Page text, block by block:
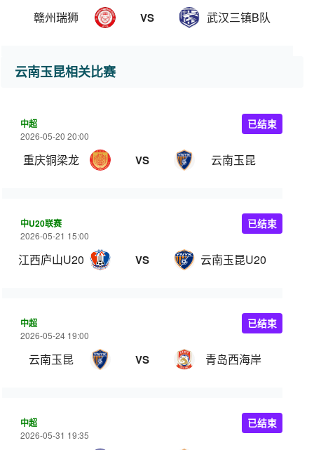
赣州瑞狮 VS 武汉三镇B队
云南玉昆相关比赛
中超
2026-05-20 20:00
重庆铜梁龙 VS 云南玉昆
已结束
中U20联赛
2026-05-21 15:00
江西庐山U20 VS 云南玉昆U20
已结束
中超
2026-05-24 19:00
云南玉昆 VS 青岛西海岸
已结束
中超
2026-05-31 19:35
已结束